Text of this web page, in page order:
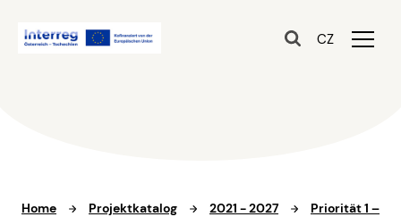
CZ
Home Projektkatalog 2021 - 2027
Priorität 1 –